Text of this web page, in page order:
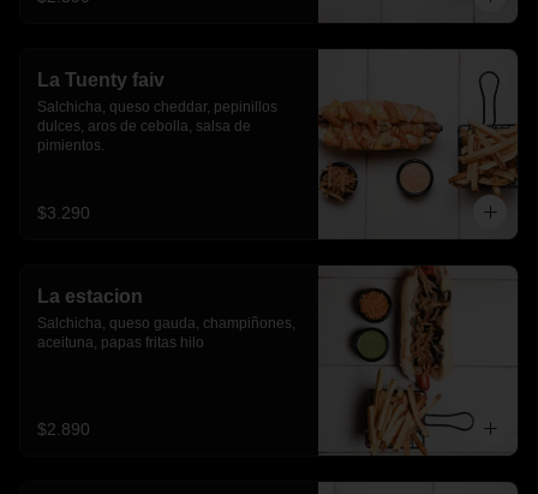
La Tuenty faiv
Salchicha, queso cheddar, pepinillos
dulces, aros de cebolla, salsa de
pimientos.
$3.290
La estacion
Salchicha, queso gauda, champiñones,
aceituna, papas fritas hilo
$2.890